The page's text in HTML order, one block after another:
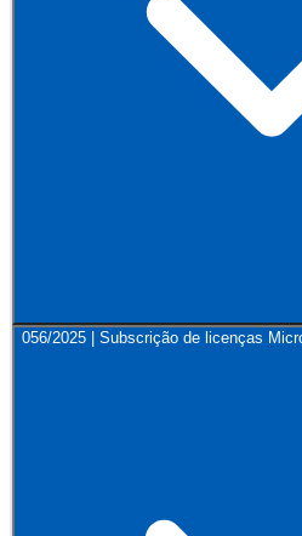
056/2025 | Subscrição de licenças